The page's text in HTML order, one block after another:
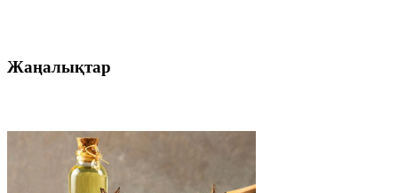
Жаңалықтар